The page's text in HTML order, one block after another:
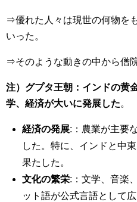
⇒優れた人々は現世の何物を
いった。
⇒そのような動きの中から僧
注）グプタ王朝：インドの黄
学、経済が大いに発展した。
経済の発展:：農業が主要
した。特に、インドと中
果たした。
文化の繁栄:：文学、音楽
ット語が公式言語として